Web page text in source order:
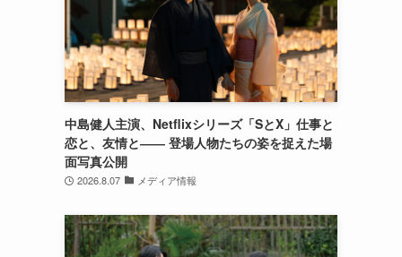
中島健人主演、Netflixシリーズ「SとX」仕事と
恋と、友情と―― 登場人物たちの姿を捉えた場
面写真公開
2026.8.07 メディア情報